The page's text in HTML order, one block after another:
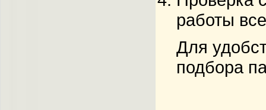
работы
Для
подбора